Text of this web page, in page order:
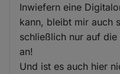
Inwiefern eine
kann, bleibt mir auch
schließlich nur auf
an!
Und ist es auch hier